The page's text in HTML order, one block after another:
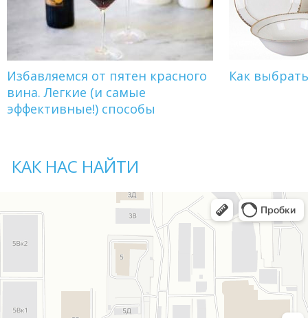
Избавляемся от пятен красного
вина. Легкие (и самые
эффективные!) способы
Как
КАК НАС НАЙТИ